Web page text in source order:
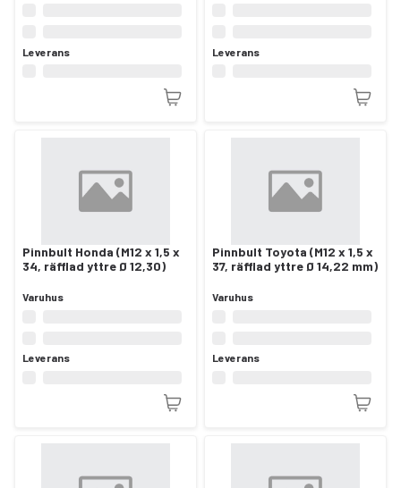
Leverans Leverans
Pinnbult Honda (M12 x 1,5 x
34, räfflad yttre Ø 12,30)
Varuhus
Leverans
Pinnbult Toyota (M12 x 1,5 x
37, räfflad yttre Ø 14,22 mm)
Varuhus
Leverans